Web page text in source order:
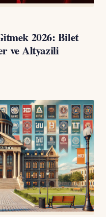
2026: Bilet
ve Altyazili